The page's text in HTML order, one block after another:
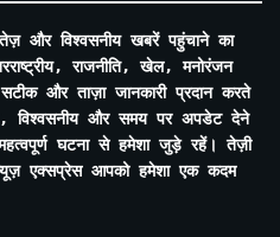
और विश्वसनीय खबरें पहुंचाने का
राजनीति, खेल, मनोरंजन
सटीक और ताज़ा जानकारी प्रदान करते
विश्वसनीय और समय पर अपडेट देने
घटना से हमेशा जुड़े रहें। तेज़ी
एक्सप्रेस आपको हमेशा एक कदम